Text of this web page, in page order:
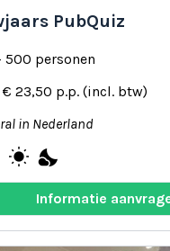
PubQuiz
500 personen
€ 23,50 p.p. (incl. btw)
in Nederland
wb_sunny nights_stay
Informatie